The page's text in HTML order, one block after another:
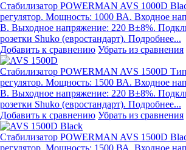
Стабилизатор POWERMAN AVS 1000D
регулятор. Мощность: 1000 ВА. Входное
В. Выходное напряжение: 220 В±8%.
розетки Shuko (евростандарт). Подробнее...
Добавить к сравнению Убрать из сравнения
Стабилизатор POWERMAN AVS 1500D
регулятор. Мощность: 1500 ВА. Входное
В. Выходное напряжение: 220 В±8%.
розетки Shuko (евростандарт). Подробнее...
Добавить к сравнению Убрать из сравнения
Стабилизатор POWERMAN AVS 1500D